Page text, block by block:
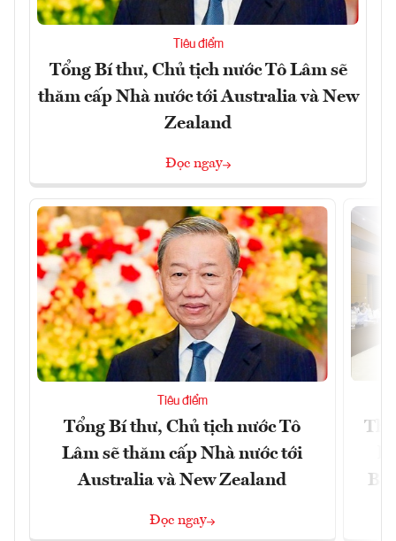
Tiêu điểm
Tổng Bí thư, Chủ tịch nước Tô Lâm sẽ
thăm cấp Nhà nước tới Australia và New
Zealand
Đọc ngay
Tiêu điểm
Tổng Bí thư, Chủ tịch nước Tô
Lâm sẽ thăm cấp Nhà nước tới
Australia và New Zealand
Đọc ngay